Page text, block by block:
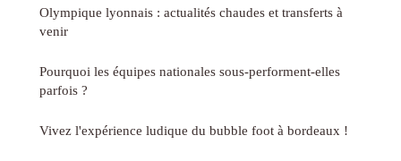
Olympique lyonnais : actualités chaudes et transferts à
venir
Pourquoi les équipes nationales sous-performent-elles
parfois ?
Vivez l'expérience ludique du bubble foot à bordeaux !